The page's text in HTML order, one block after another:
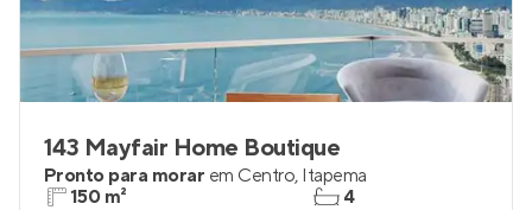
143 Mayfair Home Boutique
Pronto para morar em Centro, Itapema
150 m²
4